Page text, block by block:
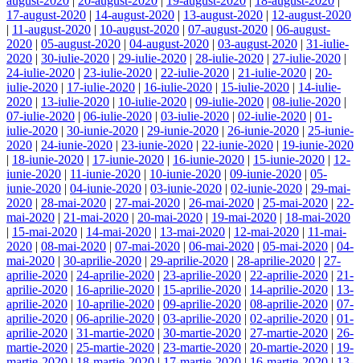
17-august-2020 | 14-august-2020 | 13-august-2020 | 12-august-2020
| 11-august-2020 | 10-august-2020 | 07-august-2020 | 06-august-
2020 | 05-august-2020 | 04-august-2020 | 03-august-2020 | 31-iulie-
2020 | 30-iulie-2020 | 29-iulie-2020 | 28-iulie-2020 | 27-iulie-2020 |
24-iulie-2020 | 23-iulie-2020 | 22-iulie-2020 | 21-iulie-2020 | 20-
iulie-2020 | 17-iulie-2020 | 16-iulie-2020 | 15-iulie-2020 | 14-iulie-
2020 | 13-iulie-2020 | 10-iulie-2020 | 09-iulie-2020 | 08-iulie-2020 |
07-iulie-2020 | 06-iulie-2020 | 03-iulie-2020 | 02-iulie-2020 | 01-
iulie-2020 | 30-iunie-2020 | 29-iunie-2020 | 26-iunie-2020 | 25-iunie-
2020 | 24-iunie-2020 | 23-iunie-2020 | 22-iunie-2020 | 19-iunie-2020
| 18-iunie-2020 | 17-iunie-2020 | 16-iunie-2020 | 15-iunie-2020 | 12-
iunie-2020 | 11-iunie-2020 | 10-iunie-2020 | 09-iunie-2020 | 05-
iunie-2020 | 04-iunie-2020 | 03-iunie-2020 | 02-iunie-2020 | 29-mai-
2020 | 28-mai-2020 | 27-mai-2020 | 26-mai-2020 | 25-mai-2020 | 22-
mai-2020 | 21-mai-2020 | 20-mai-2020 | 19-mai-2020 | 18-mai-2020
| 15-mai-2020 | 14-mai-2020 | 13-mai-2020 | 12-mai-2020 | 11-mai-
2020 | 08-mai-2020 | 07-mai-2020 | 06-mai-2020 | 05-mai-2020 | 04-
mai-2020 | 30-aprilie-2020 | 29-aprilie-2020 | 28-aprilie-2020 | 27-
aprilie-2020 | 24-aprilie-2020 | 23-aprilie-2020 | 22-aprilie-2020 | 21-
aprilie-2020 | 16-aprilie-2020 | 15-aprilie-2020 | 14-aprilie-2020 | 13-
aprilie-2020 | 10-aprilie-2020 | 09-aprilie-2020 | 08-aprilie-2020 | 07-
aprilie-2020 | 06-aprilie-2020 | 03-aprilie-2020 | 02-aprilie-2020 | 01-
aprilie-2020 | 31-martie-2020 | 30-martie-2020 | 27-martie-2020 | 26-
martie-2020 | 25-martie-2020 | 23-martie-2020 | 20-martie-2020 | 19-